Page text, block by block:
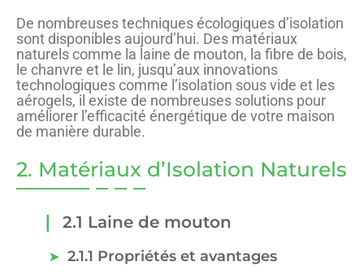
De nombreuses techniques écologiques d’isolation
sont disponibles aujourd’hui. Des matériaux
naturels comme la laine de mouton, la fibre de bois,
le chanvre et le lin, jusqu’aux innovations
technologiques comme l’isolation sous vide et les
aérogels, il existe de nombreuses solutions pour
améliorer l’efficacité énergétique de votre maison
de manière durable.
2. Matériaux d’Isolation Naturels
2.1 Laine de mouton
2.1.1 Propriétés et avantages